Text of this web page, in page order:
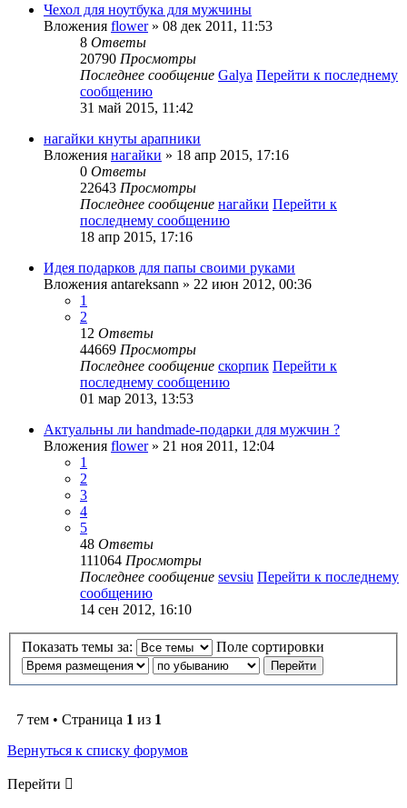
Чехол для ноутбука для мужчины
Вложения flower» 08 дек 2011, 11:53
8 Ответы
20790 Просмотры
Последнее сообщение Galya Перейти к последнему
сообщению
31 май 2015, 11:42
нагайки кнуты арапники
Вложения нагайки » 18 апр 2015, 17:16
0 Ответы
22643 Просмотры
Последнее сообщение нагайки Перейти к
последнему сообщению
18 апр 2015, 17:16
Идея подарков для папы своими руками
Вложения antareksann » 22 июн 2012, 00:36
1
2
12 Ответы
44669 Просмотры
Последнее сообщение скорпик Перейти к
последнему сообщению
01 мар 2013, 13:53
Актуальны ли handmade-подарки для мужчин ?
Вложения flower» 21 ноя 2011, 12:04
1
2
3
4
5
48 Ответы
111064 Просмотры
Последнее сообщение sevsiu Перейти к последнему
сообщению
14 сен 2012, 16:10
Показать темы за: Поле сортировки
7 тем • Страница 1 из 1
Вернуться к списку форумов
Перейти